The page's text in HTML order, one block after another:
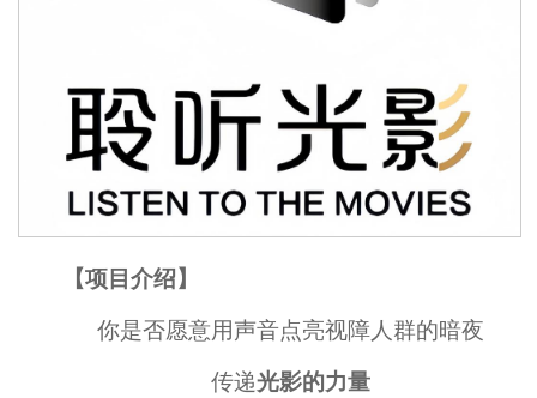
【项目介绍】
你是否愿意用声音点亮视障人群的暗夜
传递光影的力量